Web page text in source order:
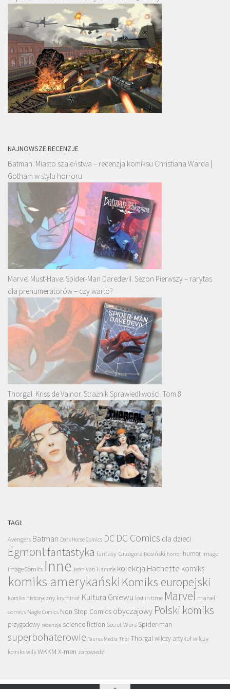
NAJNOWSZE RECENZJE
Batman. Miasto szaleństwa – recenzja komiksu Christiana Warda |
Gotham w stylu horroru
Marvel Must-Have: Spider-Man Daredevil. Sezon Pierwszy – rarytas
dla prenumeratorów – czy warto?
Thorgal. Kriss de Valnor. Strażnik Sprawiedliwości. Tom 8
TAGI:
Avengers Batman Dark Horse Comics DC DC Comics dla dzieci
Egmontfantastyka fantasy Grzegorz Rosiński horror humor Image
Image Comics Inne Jean Van Hamme kolekcja Hachette komiks
komiks amerykański Komiks europejski
komiks historyczny kryminał Kultura Gniewu lost in time Marvel marvel
comics Nagle Comics Non Stop Comics obyczajowy Polski komiks
przygodowy recenzja science fiction Secret Wars Spider-man
superbohaterowie Taurus Media Thor Thorgalwilczy artykuł wilczy
komiks wilk WKKM X-men zapowiedzi